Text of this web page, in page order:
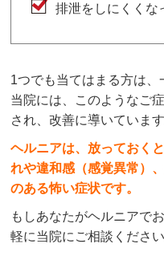
排泄をしにくくな
1つでも当てはまる方は、
当院には、このようなご
され、改善に導いています
ヘルニアは、放っておく
れや違和感（感覚異常）
のある怖い症状です。
もしあなたがヘルニアで
軽に当院にご相談ください